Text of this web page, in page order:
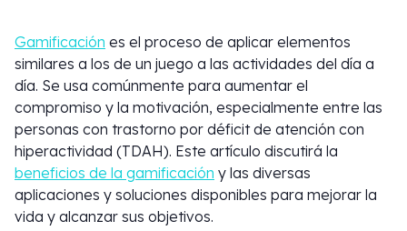
Gamificación es el proceso de aplicar elementos
similares a los de un juego a las actividades del día a
día. Se usa comúnmente para aumentar el
compromiso y la motivación, especialmente entre las
personas con trastorno por déficit de atención con
hiperactividad (TDAH). Este artículo discutirá la
beneficios de la gamificación y las diversas
aplicaciones y soluciones disponibles para mejorar la
vida y alcanzar sus objetivos.